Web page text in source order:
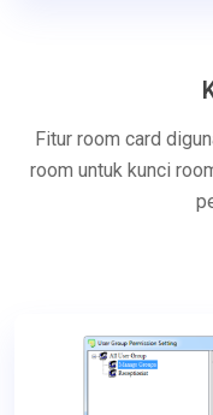
Fitur room card
room untuk kunci